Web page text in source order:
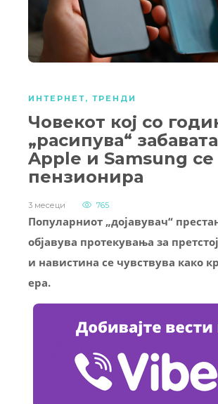
ИНТЕРНЕТ, ТРЕНДИ
Човекот кој со
„расипува“
Apple и Samsung се
пензионира
3 месеци 765
Популарниот „дојавувач“
објавува протекувања за
и навистина се чувствува како
ера.